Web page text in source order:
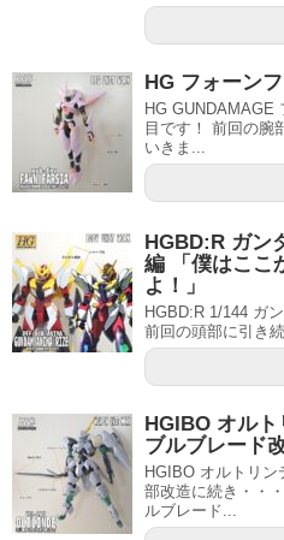
HG フォーン
HG GUNDAMAGE
目です！ 前回の腕
いきま...
HGBD:R ガン
編 「僕はここ
よ！」
HGBD:R 1/144 ガ
前回の頭部に引き
HGIBO オル
ブルブレード
HGIBO オルトリン
部改造に続き・・
ルブレード...